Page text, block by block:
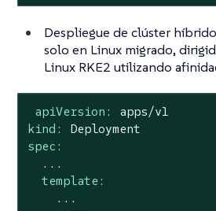
Despliegue de clúster
solo en Linux migrado,
Linux RKE2 utilizando
apiVersion:
apps/v1
kind:
Deployment
spec:
...
template:
...